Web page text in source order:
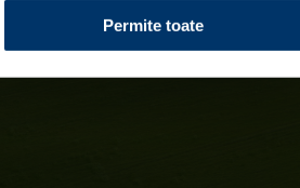
Permite toate